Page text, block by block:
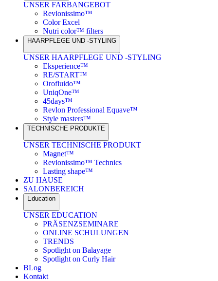
UNSER FARBANGEBOT
Revlonissimo™
Color Excel
Nutri color™ filters
HAARPFLEGE UND -STYLING
UNSER HAARPFLEGE UND -STYLING
Eksperience™
RE/START™
Orofluido™
UniqOne™
45days™
Revlon Professional Equave™
Style masters™
TECHNISCHE PRODUKTE
UNSER TECHNISCHE PRODUKT
Magnet™
Revlonissimo™ Technics
Lasting shape™
ZU HAUSE
SALONBEREICH
Education
UNSER EDUCATION
PRÄSENZSEMINARE
ONLINE SCHULUNGEN
TRENDS
Spotlight on Balayage
Spotlight on Curly Hair
BLog
Kontakt